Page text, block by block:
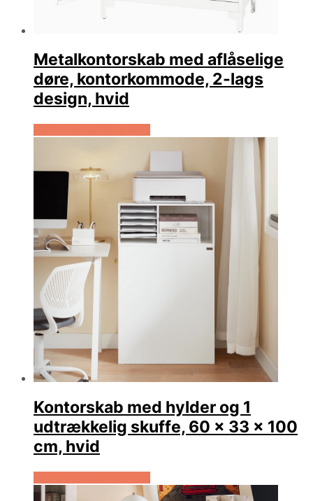
Metalkontorskab med aflåselige
døre, kontorkommode, 2-lags
design, hvid
Kontorskab med hylder og 1
udtrækkelig skuffe, 60 x 33 x 100
cm, hvid